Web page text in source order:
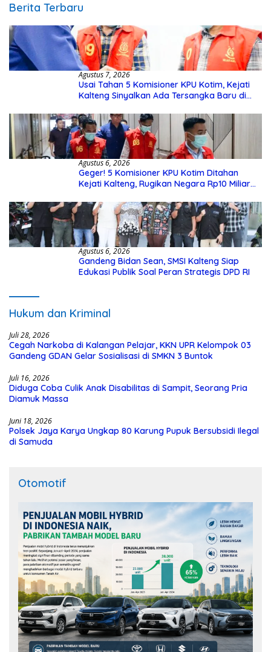
Berita Terbaru
Agustus 7, 2026
Usai Tahan 5 Komisioner KPU Kotim, Kejati
Kalteng Sinyalkan Ada Tersangka Baru di
Agustus 6, 2026
Geger! 5 Komisioner KPU Kotim Ditahan
Kejati Kalteng, Rugikan Negara Rp10 Miliar
Agustus 6, 2026
Gandeng Bidan Sean, SMSI Kalteng Siap
Edukasi Publik Soal Peran Strategis DPD RI
Hukum dan Kriminal
Juli 28, 2026
Cegah Narkoba di Kalangan Pelajar, KKN UPR Kelompok 03
Gandeng GDAN Gelar Sosialisasi di SMKN 3 Buntok
Juli 16, 2026
Diduga Coba Culik Anak Disabilitas di Sampit, Seorang Pria
Diamuk Massa
Juni 18, 2026
Polsek Jaya Karya Ungkap 80 Karung Pupuk Bersubsidi Ilegal
di Samuda
Otomotif